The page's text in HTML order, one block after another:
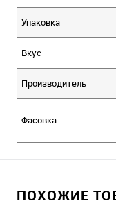
Упаковка
Вкус
Производитель
Фасовка
ПОХОЖИЕ